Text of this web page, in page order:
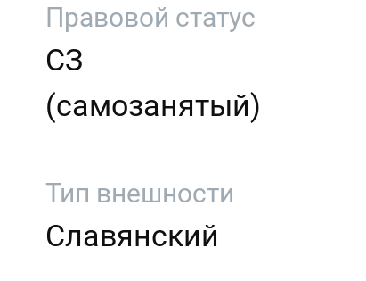
Правовой статус
СЗ
(самозанятый)
Тип внешности
Славянский